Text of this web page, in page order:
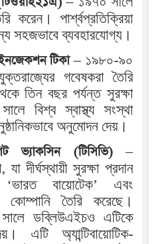
করেন। পার্শ্বপ্রতিক্রিয়া
সহজভাবে ব্যবহারযোগ্য।
টিকা– ১৯৮০-৯০
গবেষকরা তৈরি
তিন বছর পর্যন্ত সুরক্ষা
বিশ্ব স্বাস্থ্য সংস্থা
অনুমোদন দেয়।
ভ্যাকসিন (টিসিভি)–
দীর্ঘস্থায়ী সুরক্ষা প্রদান
বায়োটেক’ এবং
কোম্পানি তৈরি করেছে।
ডব্লিউএইচও এটিকে
এটি অ্যান্টিবায়োটিক-